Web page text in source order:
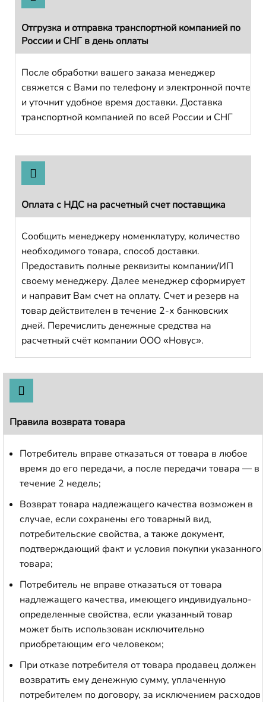
Отгрузка и отправка транспортной компанией по
России и СНГ в день оплаты
После обработки вашего заказа менеджер
свяжется с Вами по телефону и электронной почте
и уточнит удобное время доставки. Доставка
транспортной компанией по всей России и СНГ
Оплата с НДС на расчетный счет поставщика
Сообщить менеджеру номенклатуру, количество
необходимого товара, способ доставки.
Предоставить полные реквизиты компании/ИП
своему менеджеру. Далее менеджер сформирует
и направит Вам счет на оплату. Счет и резерв на
товар действителен в течение 2-х банковских
дней. Перечислить денежные средства на
расчетный счёт компании ООО «Новус».
Правила возврата товара
Потребитель вправе отказаться от товара в любое
время до его передачи, а после передачи товара — в
течение 2 недель;
Возврат товара надлежащего качества возможен в
случае, если сохранены его товарный вид,
потребительские свойства, а также документ,
подтверждающий факт и условия покупки указанного
товара;
Потребитель не вправе отказаться от товара
надлежащего качества, имеющего индивидуально-
определенные свойства, если указанный товар
может быть использован исключительно
приобретающим его человеком;
При отказе потребителя от товара продавец должен
возвратить ему денежную сумму, уплаченную
потребителем по договору, за исключением расходов